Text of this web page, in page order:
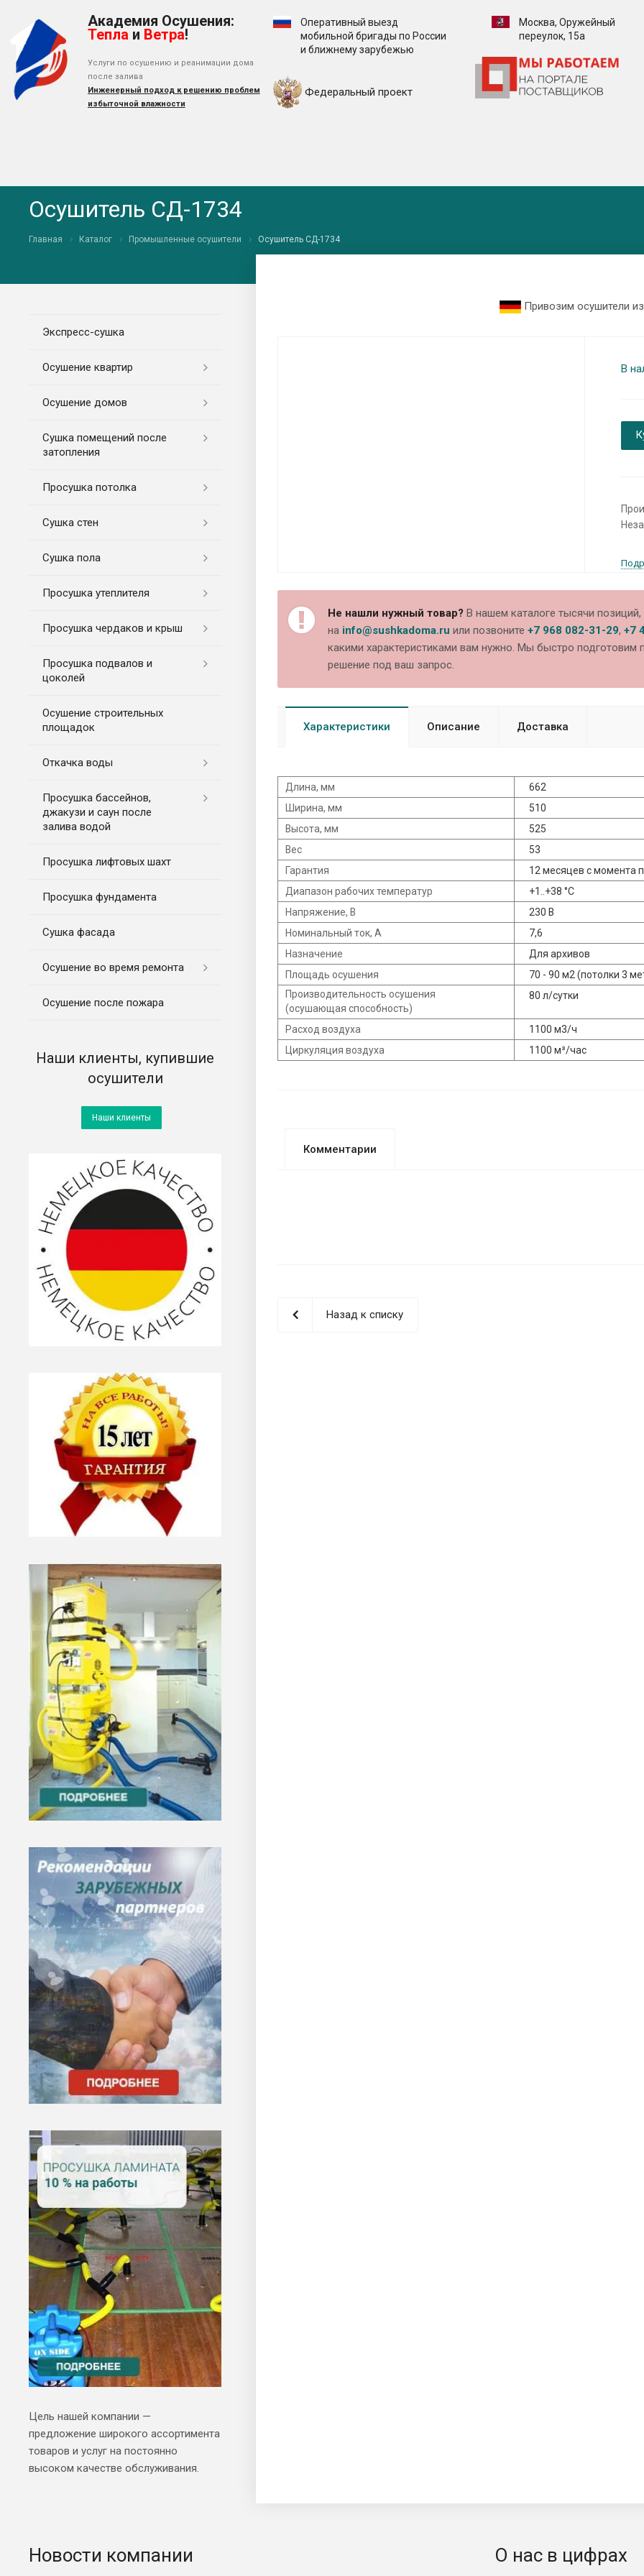
Академия Осушения:
Тепла и Ветра!
Услуги по осушению и реанимации дома
после залива
Инженерный подход к решению проблем
избыточной влажности
Оперативный выезд
мобильной бригады по России
и ближнему зарубежью
Федеральный проект
Москва, Оружейный
переулок, 15а
Осушитель СД-1734
Главная Каталог Промышленные осушители Осушитель СД-1734
Привозим осушители
В
Не нашли нужный товар? В нашем каталоге тысячи
на info@sushkadoma.ru или позвоните +7 968 082-31-29, +7
какими характеристиками вам нужно. Мы быстро
решение под ваш запрос.
Характеристики Описание Доставка
Длина, мм
662
Ширина, мм
510
Высота, мм
525
Вес
53
Гарантия
12 месяцев с момента
Диапазон рабочих температур
+1..+38 °C
Напряжение, В
230 В
Номинальный ток, А
7,6
Назначение
Для архивов
Площадь осушения
70 - 90 м2 (потолки 3
Производительность осушения
(осушающая способность)
80 л/сутки
Расход воздуха
1100 м3/ч
Циркуляция воздуха
1100 м³/час
Комментарии
Назад к списку
Экспресс-cушка
Осушение квартир
Осушение домов
Сушка помещений после
затопления
Просушка потолка
Сушка стен
Сушка пола
Просушка утеплителя
Просушка чердаков и крыш
Просушка подвалов и
цоколей
Осушение строительных
площадок
Откачка воды
Просушка бассейнов,
джакузи и саун после
залива водой
Просушка лифтовых шахт
Просушка фундамента
Сушка фасада
Осушение во время ремонта
Осушение после пожара
Наши клиенты, купившие
осушители
Наши клиенты
Цель нашей компании —
предложение широкого ассортимента
товаров и услуг на постоянно
высоком качестве обслуживания.
Новости компании О нас в цифрах